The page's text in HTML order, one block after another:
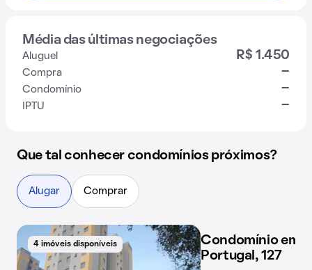
Média das últimas negociações
Aluguel R$ 1.450
Compra -
Condomínio -
IPTU -
Que tal conhecer condomínios próximos?
Alugar Comprar
4 imóveis disponíveis
Condomínio em
Portugal, 127